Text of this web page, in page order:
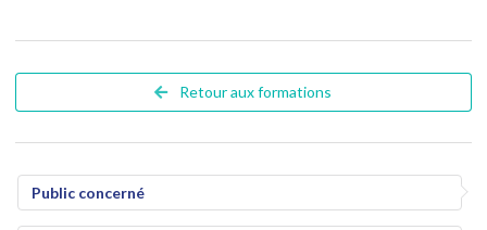
Retour aux formations
Public concerné